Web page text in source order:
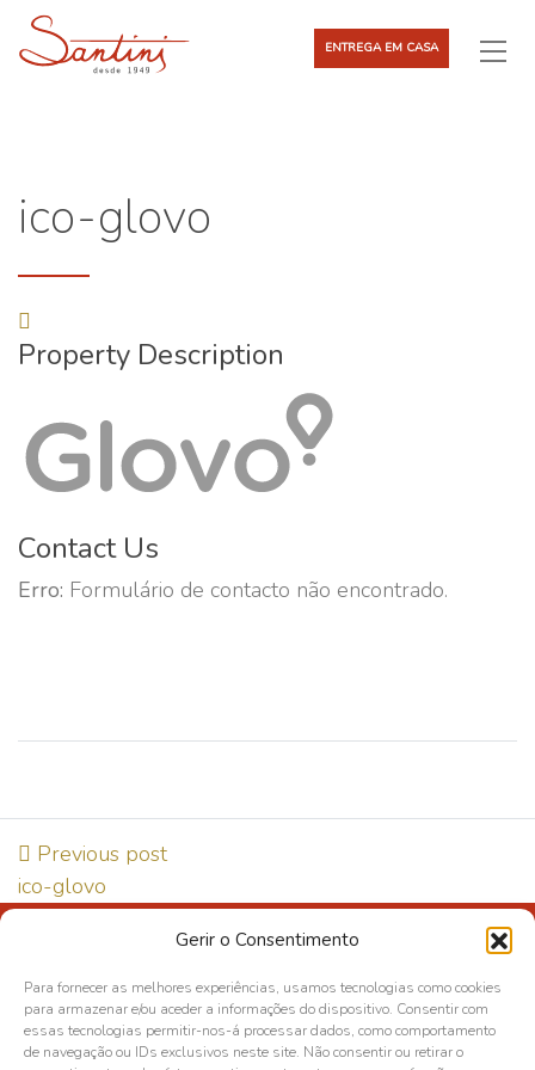
Gerir o Consentimento
Para fornecer as melhores experiências, usamos tecnologias como cookies
para armazenar e/ou aceder a informações do dispositivo. Consentir com
essas tecnologias permitir-nos-á processar dados, como comportamento
de navegação ou IDs exclusivos neste site. Não consentir ou retirar o
ENTREGA EM CASA
ico-glovo
Property Description
Contact Us
Erro: Formulário de contacto não encontrado.
Previous post
ico-glovo
Política de Privacidade
Política de cookies